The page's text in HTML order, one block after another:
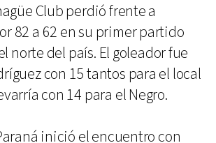
Club perdió frente a
82 a 62 en su primer partido
norte del país. El goleador fue
con 15 tantos para el local
con 14 para el Negro.
inició el encuentro con